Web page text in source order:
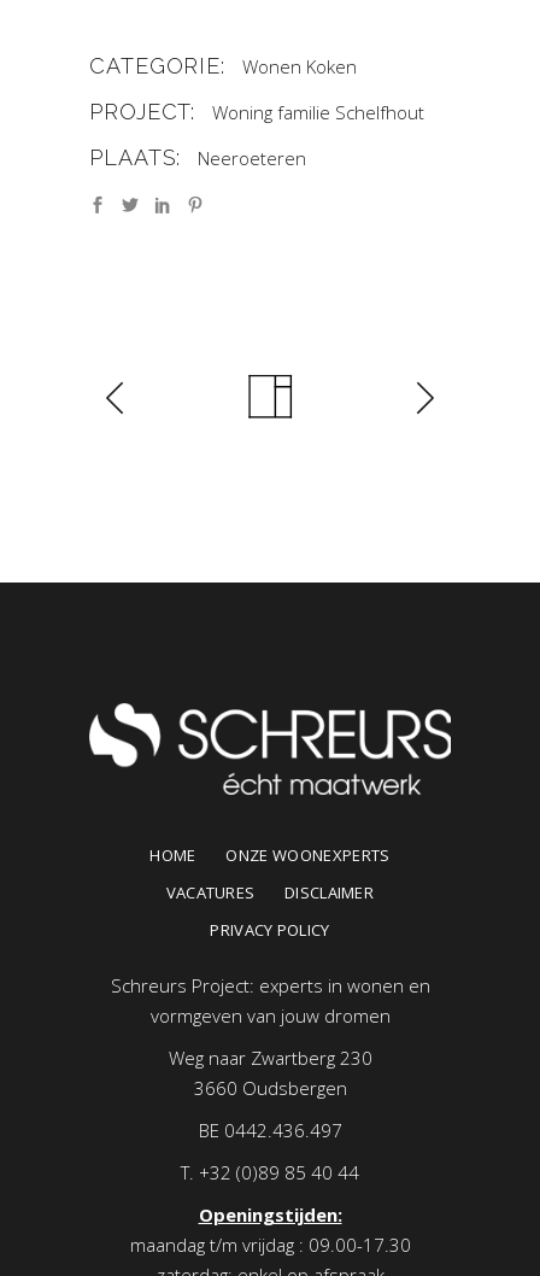
CATEGORIE: Wonen Koken
PROJECT: Woning familie Schelfhout
PLAATS: Neeroeteren
HOME
ONZE WOONEXPERTS
VACATURES
DISCLAIMER
PRIVACY POLICY
Schreurs Project: experts in wonen en
vormgeven van jouw dromen
Weg naar Zwartberg 230
3660 Oudsbergen
BE 0442.436.497
T. +32 (0)89 85 40 44
Openingstijden:
maandag t/m vrijdag : 09.00-17.30